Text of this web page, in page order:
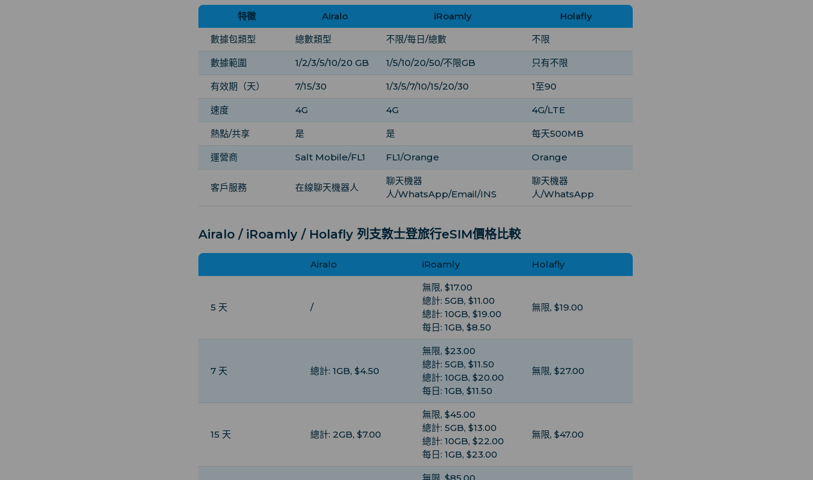
特徵 Airalo iRoamly
Holafly
數據包類型
總數類型 不限/每日/總數 不限
數據範圍 1/2/3/5/10/20 GB 1/5/10/20/50/不限GB 只有不限
有效期（天） 7/15/30 1/3/5/7/10/15/20/30 1至90
速度 4G 4G 4G/LTE
熱點/共享 是 是 每天500MB
運營商 Salt Mobile/FL1 FL1/Orange Orange
客戶服務 在線聊天機器人
聊天機器
人/WhatsApp/Email/INS
聊天機器
人/WhatsApp
Airalo / iRoamly / Holafly 列支敦士登旅行eSIM價格比較
Airalo iRoamly Holafly
5 天 /
無限, $17.00
總計: 5GB, $11.00
總計: 10GB, $19.00
每日: 1GB, $8.50
無限, $19.00
7 天 總計: 1GB, $4.50
無限, $23.00
總計: 5GB, $11.50
總計: 10GB, $20.00
每日: 1GB, $11.50
無限, $27.00
15 天 總計: 2GB, $7.00
無限, $45.00
總計: 5GB, $13.00
總計: 10GB, $22.00
每日: 1GB, $23.00
無限, $47.00